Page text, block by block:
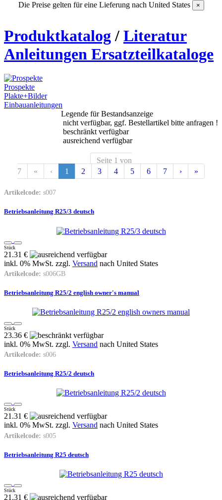
Die Preise gelten für eine Lieferung nach United States ×
Produktkatalog / Literatur
Anleitungen Ersatzteilkataloge
Prospekte
Plakte+Bilder
Einbauanleitungen
Legende für Bestandsanzeige
nicht verfügbar, ggf. Bestellartikel bitte anfragen !
beschränkt verfügbar
ausreichend verfügbar
Seite 1 von
7
« ‹ 1 2 3 4 5 6 7 › »
Artikelcode: s007
Betriebsanleitung R25/3 deutsch
Stück
21.31 €
inkl. 0% MwSt. zzgl. Versand nach United States
Artikelcode: s006GB
Betriebsanleitung R25/2 english owner's manual
Stück
23.36 €
inkl. 0% MwSt. zzgl. Versand nach United States
Artikelcode: s006
Betriebsanleitung R25/2 deutsch
Stück
21.31 €
inkl. 0% MwSt. zzgl. Versand nach United States
Artikelcode: s005
Betriebsanleitung R25 deutsch
Stück
21.31 €